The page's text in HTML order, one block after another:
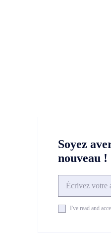
Soyez
nouveau !
I've read and